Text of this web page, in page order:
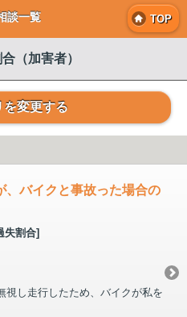
談一覧 TOP
（加害者）
を変更する
、バイクと事故った場合の
失割合]
視し走行したため、バイクが私を